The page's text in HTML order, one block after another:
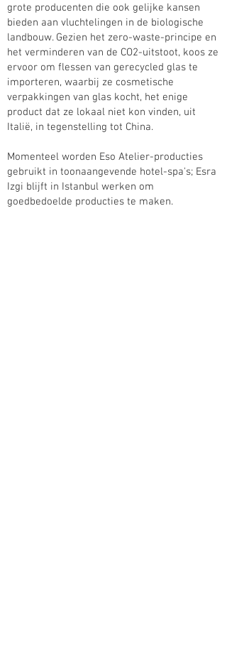
grote producenten die ook gelijke kansen
bieden aan vluchtelingen in de biologische
landbouw. Gezien het zero-waste-principe en
het verminderen van de CO2-uitstoot, koos ze
ervoor om flessen van gerecycled glas te
importeren, waarbij ze cosmetische
verpakkingen van glas kocht, het enige
product dat ze lokaal niet kon vinden, uit
Italië, in tegenstelling tot China.
Momenteel worden Eso Atelier-producties
gebruikt in toonaangevende hotel-spa's; Esra
Izgi blijft in Istanbul werken om
goedbedoelde producties te maken.